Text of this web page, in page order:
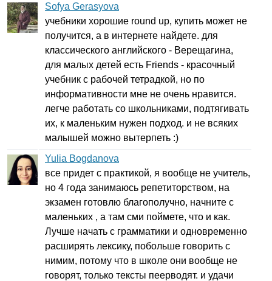
Sofya Gerasyova
учебники хорошие round up, купить может не
получится, а в интернете найдете. для
классического английского - Верещагина,
для малых детей есть Friends - красочный
учебник с рабочей тетрадкой, но по
информативности мне не очень нравится.
легче работать со школьниками, подтягивать
их, к маленьким нужен подход. и не всяких
малышей можно вытерпеть :)
Yulia Bogdanova
все придет с практикой, я вообще не учитель,
но 4 года занимаюсь репетиторством, на
экзамен готовлю благополучно, начните с
маленьких , а там сми поймете, что и как.
Лучше начать с грамматики и одновременно
расширять лексику, побольше говорить с
нимим, потому что в школе они вообще не
говорят, только тексты пеерводят. и удачи